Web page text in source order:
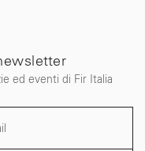
ed eventi di Fir Italia